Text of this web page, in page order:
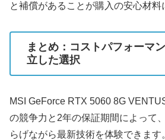
と補償があることが購入の安心材料
まとめ：コストパフォーマ
立した選択
MSI GeForce RTX 5060 8G
の競争力と2年の保証期間によって
らげながら最新技術を体験できます